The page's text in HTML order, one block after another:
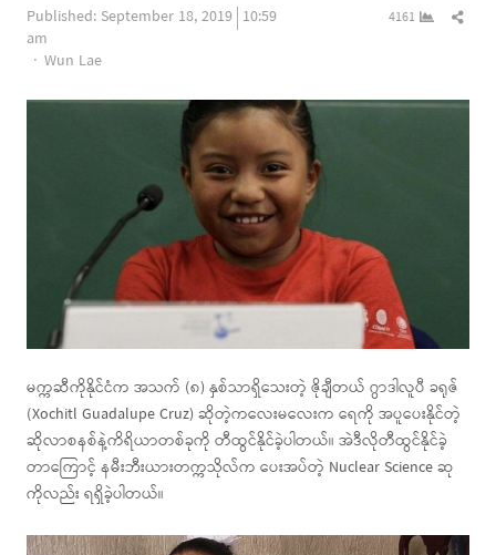
Published: September 18, 2019 10:59
am
Author
Wun Lae
4161
မက္ကဆီကိုနိုင်ငံက အသက် (၈) နှစ်သာရှိသေးတဲ့ ဇိုချီတယ် ဂွာဒါလူပီ ခရုဇ်
(Xochitl Guadalupe Cruz) ဆိုတဲ့ကလေးမလေးက ရေကို အပူပေးနိုင်တဲ့
ဆိုလာစနစ်နဲ့ကိရိယာတစ်ခုကို တီထွင်နိုင်ခဲ့ပါတယ်။ အဲဒီလိုတီထွင်နိုင်ခဲ့
တာကြောင့် နမီးဘီးယားတက္ကသိုလ်က ပေးအပ်တဲ့ Nuclear Science ဆု
ကိုလည်း ရရှိခဲ့ပါတယ်။